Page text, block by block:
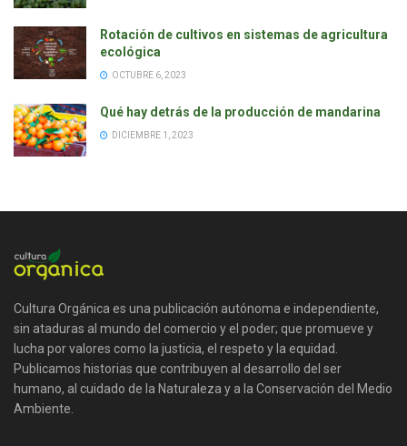
Rotación de cultivos en sistemas de agricultura
ecológica
OCTUBRE 6, 2023
Qué hay detrás de la producción de mandarina
DICIEMBRE 1, 2023
Cultura Orgánica es una publicación autónoma e independiente,
sin ataduras al mundo del comercio y el poder; que promueve y
lucha por valores como la justicia, el respeto y la equidad.
Publicamos historias que contribuyen al desarrollo del ser
humano, al cuidado de la Naturaleza y a la Conservación del Medio
Ambiente.